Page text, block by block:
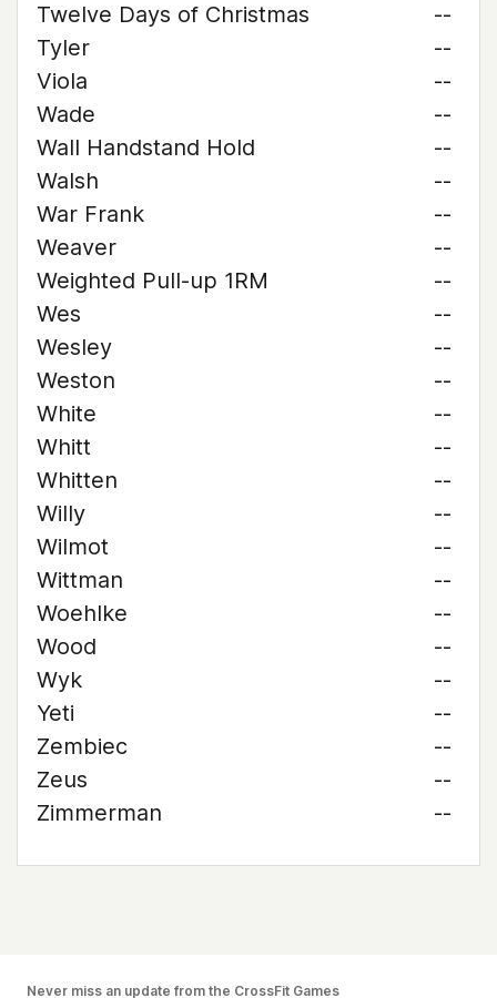
Twelve Days of Christmas
--
Tyler
--
Viola
--
Wade
--
Wall Handstand Hold
--
Walsh
--
War Frank
--
Weaver
--
Weighted Pull-up 1RM
--
Wes
--
Wesley
--
Weston
--
White
--
Whitt
--
Whitten
--
Willy
--
Wilmot
--
Wittman
--
Woehlke
--
Wood
--
Wyk
--
Yeti
--
Zembiec
--
Zeus
--
Zimmerman
--
Never miss an update from the CrossFit Games